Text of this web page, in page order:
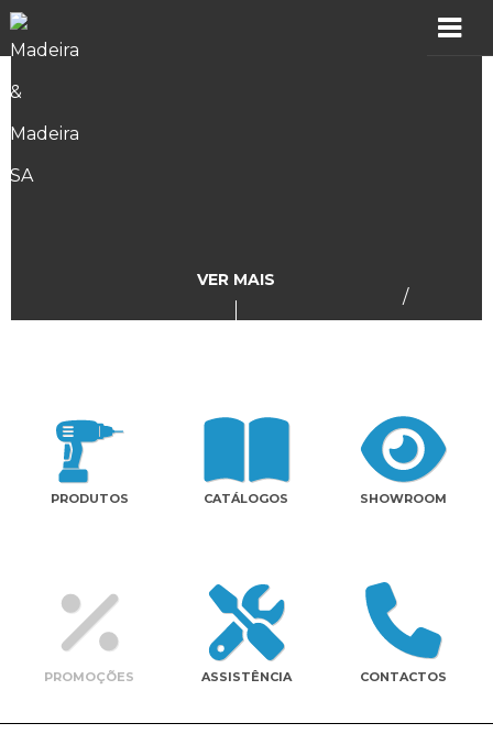
Assistência
Contactos
/
VER MAIS
PRODUTOS CATÁLOGOS SHOWROOM
PROMOÇÕES ASSISTÊNCIA CONTACTOS